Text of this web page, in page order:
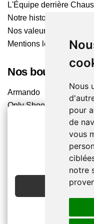
Nous
pour
de
vous
notre
EN
JE
L'Équipe derrière
Notre histoire
Nos valeurs
Mentions légales
Nos boutiques
Armando
Only Shoes
Trouvez le magasin le
et bons plans !